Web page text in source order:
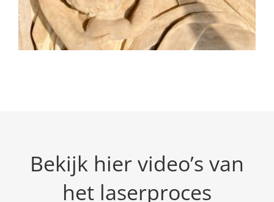
Bekijk hier video’s van
het laserproces